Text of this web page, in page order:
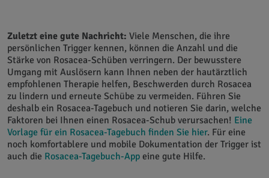
Zuletzt eine gute Nachricht: Viele Menschen, die ihre
persönlichen Trigger kennen, können die Anzahl und die
Stärke von Rosacea-Schüben verringern. Der bewusstere
Umgang mit Auslösern kann Ihnen neben der hautärztlich
empfohlenen Therapie helfen, Beschwerden durch Rosacea
zu lindern und erneute Schübe zu vermeiden. Führen Sie
deshalb ein Rosacea-Tagebuch und notieren Sie darin, welche
Faktoren bei Ihnen einen Rosacea-Schub verursachen! Eine
Vorlage für ein Rosacea-Tagebuch finden Sie hier. Für eine
noch komfortablere und mobile Dokumentation der Trigger ist
auch die Rosacea-Tagebuch-App eine gute Hilfe.